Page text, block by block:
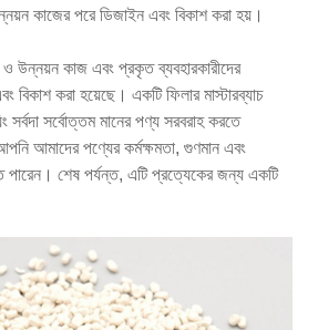
কাজের পরে ডিজাইন এবং বিকাশ করা হয়।
উন্নয়ন কাজ এবং প্রকৃত ব্যবহারকারীদের
বিকাশ করা হয়েছে। একটি ফিলার মাস্টারব্যাচ
সর্বদা সর্বোত্তম মানের পণ্য সরবরাহ করতে
আমাদের পণ্যের কর্মক্ষমতা, গুণমান এবং
পারেন। শেষ পর্যন্ত, এটি প্রত্যেকের জন্য একটি